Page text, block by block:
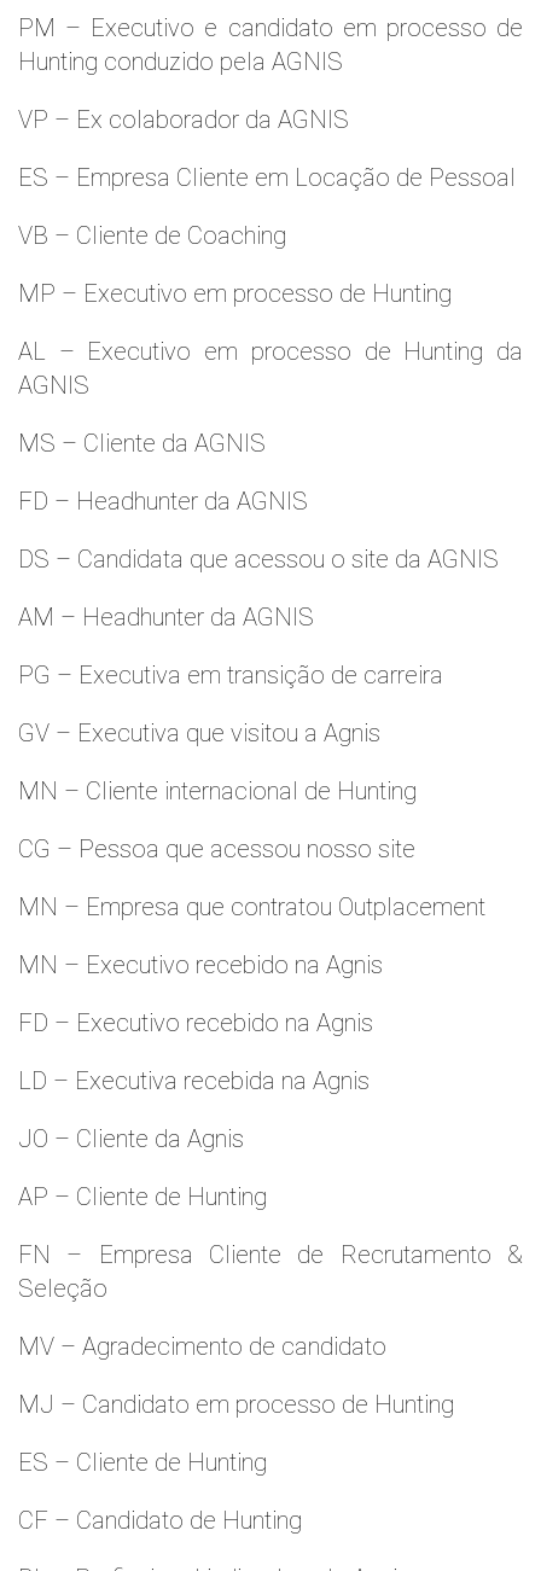
PM – Executivo e candidato em processo de
Hunting conduzido pela AGNIS
VP – Ex colaborador da AGNIS
ES – Empresa Cliente em Locação de Pessoal
VB – Cliente de Coaching
MP – Executivo em processo de Hunting
AL – Executivo em processo de Hunting da
AGNIS
MS – Cliente da AGNIS
FD – Headhunter da AGNIS
DS – Candidata que acessou o site da AGNIS
AM – Headhunter da AGNIS
PG – Executiva em transição de carreira
GV – Executiva que visitou a Agnis
MN – Cliente internacional de Hunting
CG – Pessoa que acessou nosso site
MN – Empresa que contratou Outplacement
MN – Executivo recebido na Agnis
FD – Executivo recebido na Agnis
LD – Executiva recebida na Agnis
JO – Cliente da Agnis
AP – Cliente de Hunting
FN – Empresa Cliente de Recrutamento &
Seleção
MV – Agradecimento de candidato
MJ – Candidato em processo de Hunting
ES – Cliente de Hunting
CF – Candidato de Hunting